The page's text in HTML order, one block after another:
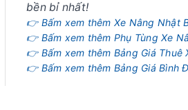
bền bỉ nhất!
👉 Bấm xem thêm Xe Nâng Nhật
👉 Bấm xem thêm Phụ Tùng Xe
👉 Bấm xem thêm Bảng Giá Thuê
👉 Bấm xem thêm Bảng Giá Bình